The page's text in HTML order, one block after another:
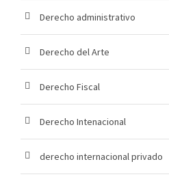
Derecho administrativo
Derecho del Arte
Derecho Fiscal
Derecho Intenacional
derecho internacional privado